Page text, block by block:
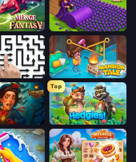
Magic School
Puzzle Mansion Tale: Merge Secrets
Lamplighter: Merge & Magic
Top
Hedgies